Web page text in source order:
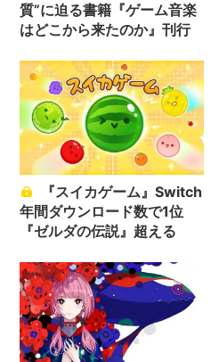
質”に迫る書籍『ゲーム音楽
はどこから来たのか』刊行
年間ダウンロード数で1位
『ゼルダの伝説』超える